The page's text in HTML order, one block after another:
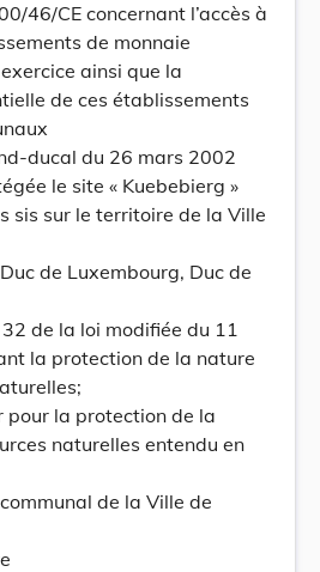
46/CE concernant l’accès à
de monnaie
ainsi que la
de ces établissements
ducal du 26 mars 2002
le site « Kuebebierg »
sis sur le territoire de la Ville
de Luxembourg, Duc de
de la loi modifiée du 11
la protection de la nature
pour la protection de la
naturelles entendu en
de la Ville de